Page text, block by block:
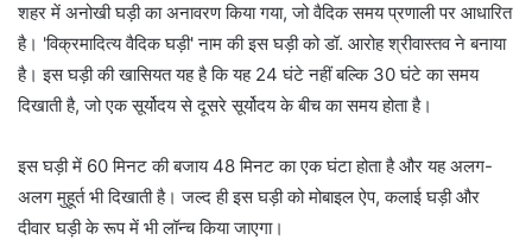
शहर में अनोखी घड़ी का अनावरण किया गया, जो वैदिक समय प्रणाली पर आधारित
है। 'विक्रमादित्य वैदिक घड़ी' नाम की इस घड़ी को डॉ. आरोह श्रीवास्तव ने बनाया
है। इस घड़ी की खासियत यह है कि यह 24 घंटे नहीं बल्कि 30 घंटे का समय
दिखाती है, जो एक सूर्योदय से दूसरे सूर्योदय के बीच का समय होता है।
इस घड़ी में 60 मिनट की बजाय 48 मिनट का एक घंटा होता है और यह अलग-
अलग मुहूर्त भी दिखाती है। जल्द ही इस घड़ी को मोबाइल ऐप, कलाई घड़ी और
दीवार घड़ी के रूप में भी लॉन्च किया जाएगा।